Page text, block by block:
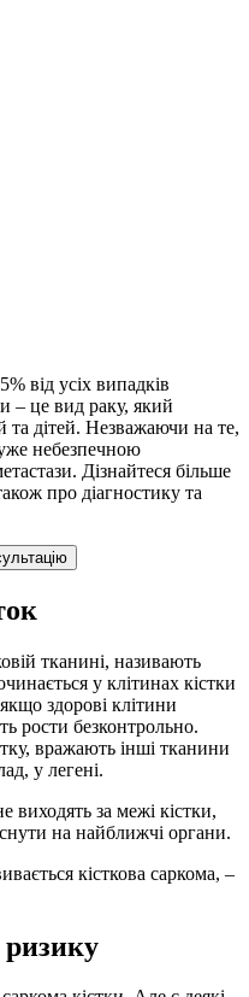
від усіх випадків
– це вид раку, який
дітей. Незважаючи на те,
небезпечною
Дізнайтеся більше
про діагностику та
тканині, називають
у клітинах кістки
здорові клітини
рости безконтрольно.
вражають інші тканини
у легені.
виходять за межі кістки,
на найближчі органи.
кісткова саркома, –